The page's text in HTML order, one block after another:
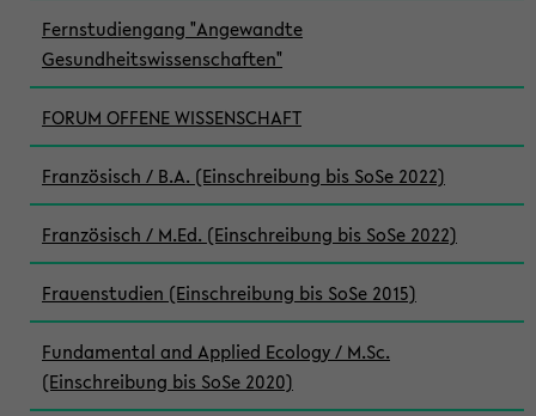
Fernstudiengang "Angewandte
Gesundheitswissenschaften"
FORUM OFFENE WISSENSCHAFT
Französisch / B.A. (Einschreibung bis SoSe 2022)
Französisch / M.Ed. (Einschreibung bis SoSe 2022)
Frauenstudien (Einschreibung bis SoSe 2015)
Fundamental and Applied Ecology / M.Sc.
(Einschreibung bis SoSe 2020)